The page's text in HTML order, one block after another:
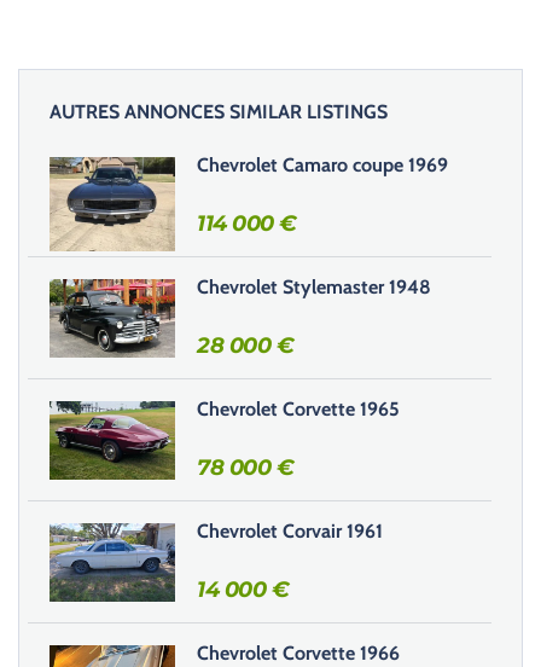
AUTRES ANNONCES SIMILAR LISTINGS
Chevrolet Camaro coupe 1969
114 000€
Chevrolet Stylemaster 1948
28 000€
Chevrolet Corvette 1965
78 000€
Chevrolet Corvair 1961
14 000€
Chevrolet Corvette 1966